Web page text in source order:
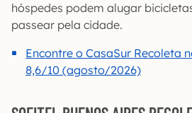
hóspedes podem alugar
passear pela cidade.
Encontre o CasaSur Recoleta
8,6/10 (agosto/2026)